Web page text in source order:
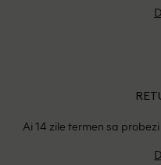
Ai 14 zile termen sa